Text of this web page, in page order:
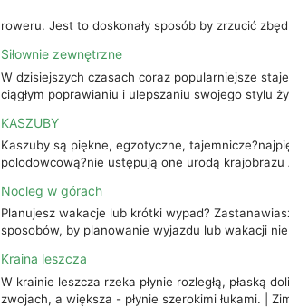
roweru. Jest to doskonały sposób by zrzucić
Siłownie zewnętrzne
W dzisiejszych czasach coraz popularniejsze
ciągłym poprawianiu i ulepszaniu swojego stylu
KASZUBY
Kaszuby są piękne, egzotyczne,
polodowcową?nie ustępują one urodą krajobrazu
Nocleg w górach
Planujesz wakacje lub krótki wypad?
sposobów, by planowanie wyjazdu lub wakacji
Kraina leszcza
W krainie leszcza rzeka płynie rozległą, płaską
zwojach, a większa - płynie szerokimi łukami. |